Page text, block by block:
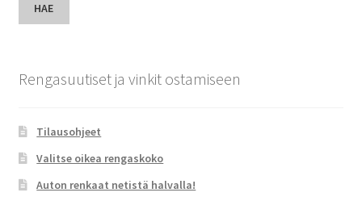
HAE
Rengasuutiset ja vinkit ostamiseen
Tilausohjeet
Valitse oikea rengaskoko
Auton renkaat netistä halvalla!